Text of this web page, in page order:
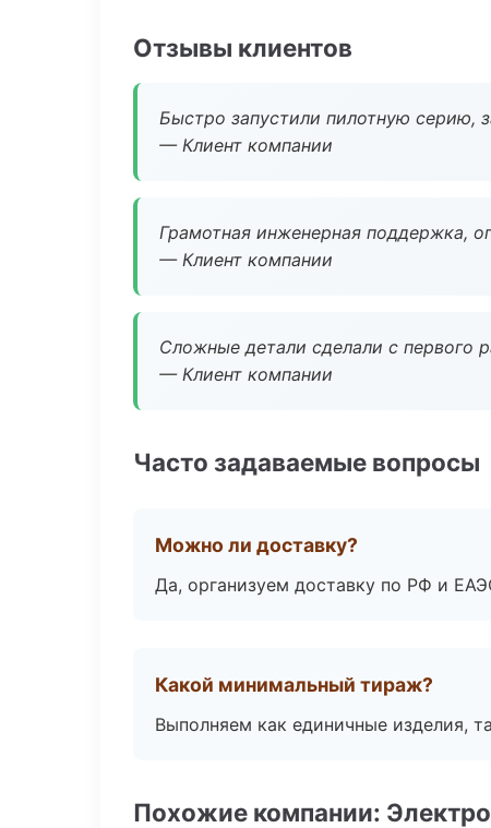
Отзывы клиентов
Быстро запустили пилотную серию,
— Клиент компании
Грамотная инженерная поддержка,
— Клиент компании
Сложные детали сделали с первого
— Клиент компании
Часто задаваемые вопросы
Можно ли доставку?
Да, организуем доставку по РФ и
Какой минимальный тираж?
Выполняем как единичные изделия,
Похожие компании: